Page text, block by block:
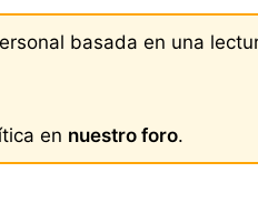
basada en una
en nuestro foro.